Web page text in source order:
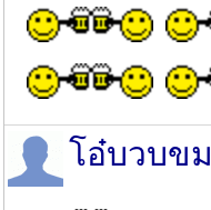
โอ๋บวบขม